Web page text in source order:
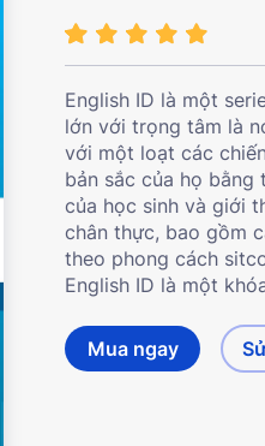
English ID là một
lớn với trọng tâm là
với một loạt các
bản sắc của họ bằng
của học sinh và giới
chân thực, bao gồm
theo phong cách
English ID là một
Mua ngay